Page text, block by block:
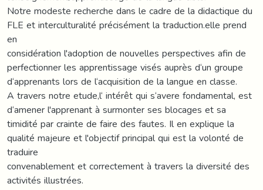
Notre modeste recherche dans le cadre de la didactique du
FLE et interculturalité précisément la traduction.elle prend
en
considération l'adoption de nouvelles perspectives afin de
perfectionner les apprentissage visés auprès d‘un groupe
d‘apprenants lors de l‘acquisition de la langue en classe.
A travers notre etude,l‘ intérêt qui s‘avere fondamental, est
d‘amener l'apprenant à surmonter ses blocages et sa
timidité par crainte de faire des fautes. Il en explique la
qualité majeure et l'objectif principal qui est la volonté de
traduire
convenablement et correctement à travers la diversité des
activités illustrées.